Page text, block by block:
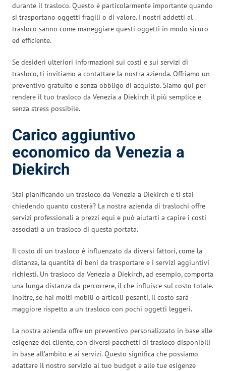
durante il trasloco. Questo è particolarmente importante quando
si trasportano oggetti fragili o di valore. I nostri addetti al
trasloco sanno come maneggiare questi oggetti in modo sicuro
ed efficiente.
Se desideri ulteriori informazioni sui costi e sui servizi di
trasloco, ti invitiamo a contattare la nostra azienda. Offriamo un
preventivo gratuito e senza obbligo di acquisto. Siamo qui per
rendere il tuo trasloco da Venezia a Diekirch il più semplice e
senza stress possibile.
Carico aggiuntivo
economico da Venezia a
Diekirch
Stai pianificando un trasloco da Venezia a Diekirch e ti stai
chiedendo quanto costerà? La nostra azienda di traslochi offre
servizi professionali a prezzi equi e può aiutarti a capire i costi
associati a un trasloco di questa portata.
Il costo di un trasloco è influenzato da diversi fattori, come la
distanza, la quantità di beni da trasportare e i servizi aggiuntivi
richiesti. Un trasloco da Venezia a Diekirch, ad esempio, comporta
una lunga distanza da percorrere, il che influisce sul costo totale.
Inoltre, se hai molti mobili o articoli pesanti, il costo sarà
maggiore rispetto a un trasloco con pochi oggetti leggeri.
La nostra azienda offre un preventivo personalizzato in base alle
esigenze del cliente, con diversi pacchetti di trasloco disponibili
in base all’ambito e ai servizi. Questo significa che possiamo
adattare il nostro servizio al tuo budget e alle tue esigenze